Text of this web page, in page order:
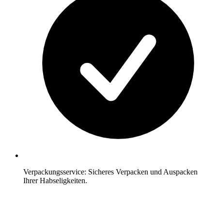
Verpackungsservice: Sicheres Verpacken und Auspacken
Ihrer Habseligkeiten.